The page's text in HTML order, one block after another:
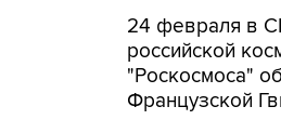
24 февраля в
российской
"Роскосмоса"
Французской